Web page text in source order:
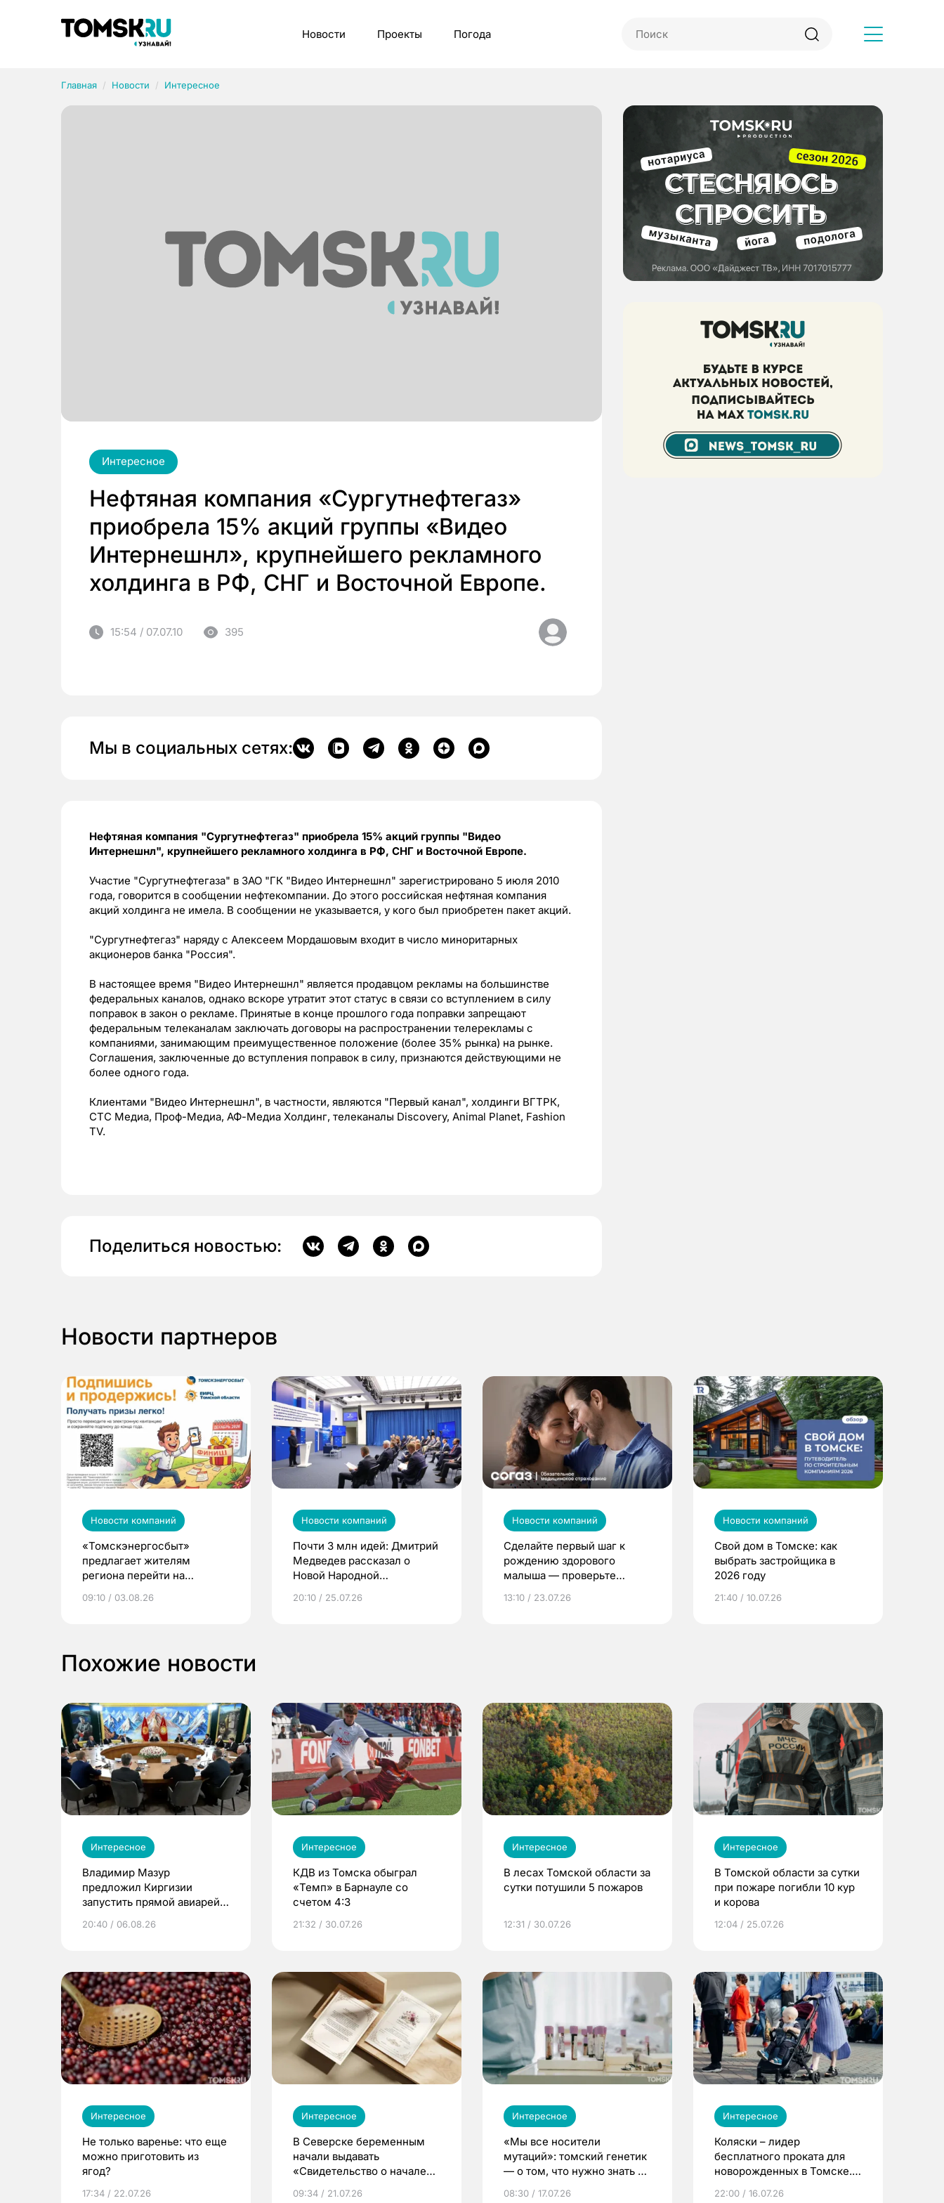
Новости Проекты Погода
Главная Новости Интересное
Интересное
Нефтяная компания «Сургутнефтегаз»
приобрела 15% акций группы «Видео
Интернешнл», крупнейшего рекламного
холдинга в РФ, СНГ и Восточной Европе.
15:54 / 07.07.10 395
Мы в социальных сетях:
Нефтяная компания "Сургутнефтегаз" приобрела 15% акций группы "Видео
Интернешнл", крупнейшего рекламного холдинга в РФ, СНГ и Восточной Европе.
Участие "Сургутнефтегаза" в ЗАО "ГК "Видео Интернешнл" зарегистрировано 5 июля 2010
года, говорится в сообщении нефтекомпании. До этого российская нефтяная компания
акций холдинга не имела. В сообщении не указывается, у кого был приобретен пакет акций.
"Сургутнефтегаз" наряду с Алексеем Мордашовым входит в число миноритарных
акционеров банка "Россия".
В настоящее время "Видео Интернешнл" является продавцом рекламы на большинстве
федеральных каналов, однако вскоре утратит этот статус в связи со вступлением в силу
поправок в закон о рекламе. Принятые в конце прошлого года поправки запрещают
федеральным телеканалам заключать договоры на распространении телерекламы с
компаниями, занимающим преимущественное положение (более 35% рынка) на рынке.
Соглашения, заключенные до вступления поправок в силу, признаются действующими не
более одного года.
Клиентами "Видео Интернешнл", в частности, являются "Первый канал", холдинги ВГТРК,
СТС Медиа, Проф-Медиа, АФ-Медиа Холдинг, телеканалы Discovery, Animal Planet, Fashion
TV.
Поделиться новостью:
Новости партнеров
Новости компаний
«Томскэнергосбыт»
предлагает жителям
региона перейти на
выиграть призы
09:10 / 03.08.26
Новости компаний
Почти 3 млн идей: Дмитрий
Медведев рассказал о
Новой Народной
20:10 / 25.07.26
Новости компаний
Сделайте первый шаг к
рождению здорового
малыша — проверьте
по ОМС!
13:10 / 23.07.26
Новости компаний
Свой дом в Томске: как
выбрать застройщика в
2026 году
21:40 / 10.07.26
Похожие новости
Интересное
Владимир Мазур
предложил Киргизии
запустить прямой авиарейс
20:40 / 06.08.26
Интересное
КДВ из Томска обыграл
«Темп» в Барнауле со
счетом 4:3
21:32 / 30.07.26
Интересное
В лесах Томской области за
сутки потушили 5 пожаров
12:31 / 30.07.26
Интересное
В Томской области за сутки
при пожаре погибли 10 кур
и корова
12:04 / 25.07.26
Интересное
Не только варенье: что еще
можно приготовить из
ягод?
17:34 / 22.07.26
Интересное
В Северске беременным
начали выдавать
«Свидетельство о начале
09:34 / 21.07.26
Интересное
«Мы все носители
мутаций»: томский генетик
— о том, что нужно знать до
08:30 / 17.07.26
Интересное
Коляски – лидер
бесплатного проката для
новорожденных в Томске.
22:00 / 16.07.26
Рубрики